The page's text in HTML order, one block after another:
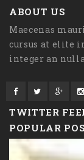
ABOUT US
Maecenas
cursus at elite
integer an nulla
TWITTER
POPULAR